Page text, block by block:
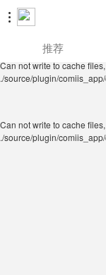

./source/plugin/
推荐
Can not write to cache
./source/plugin/
Can not write to cache
./source/plugin/